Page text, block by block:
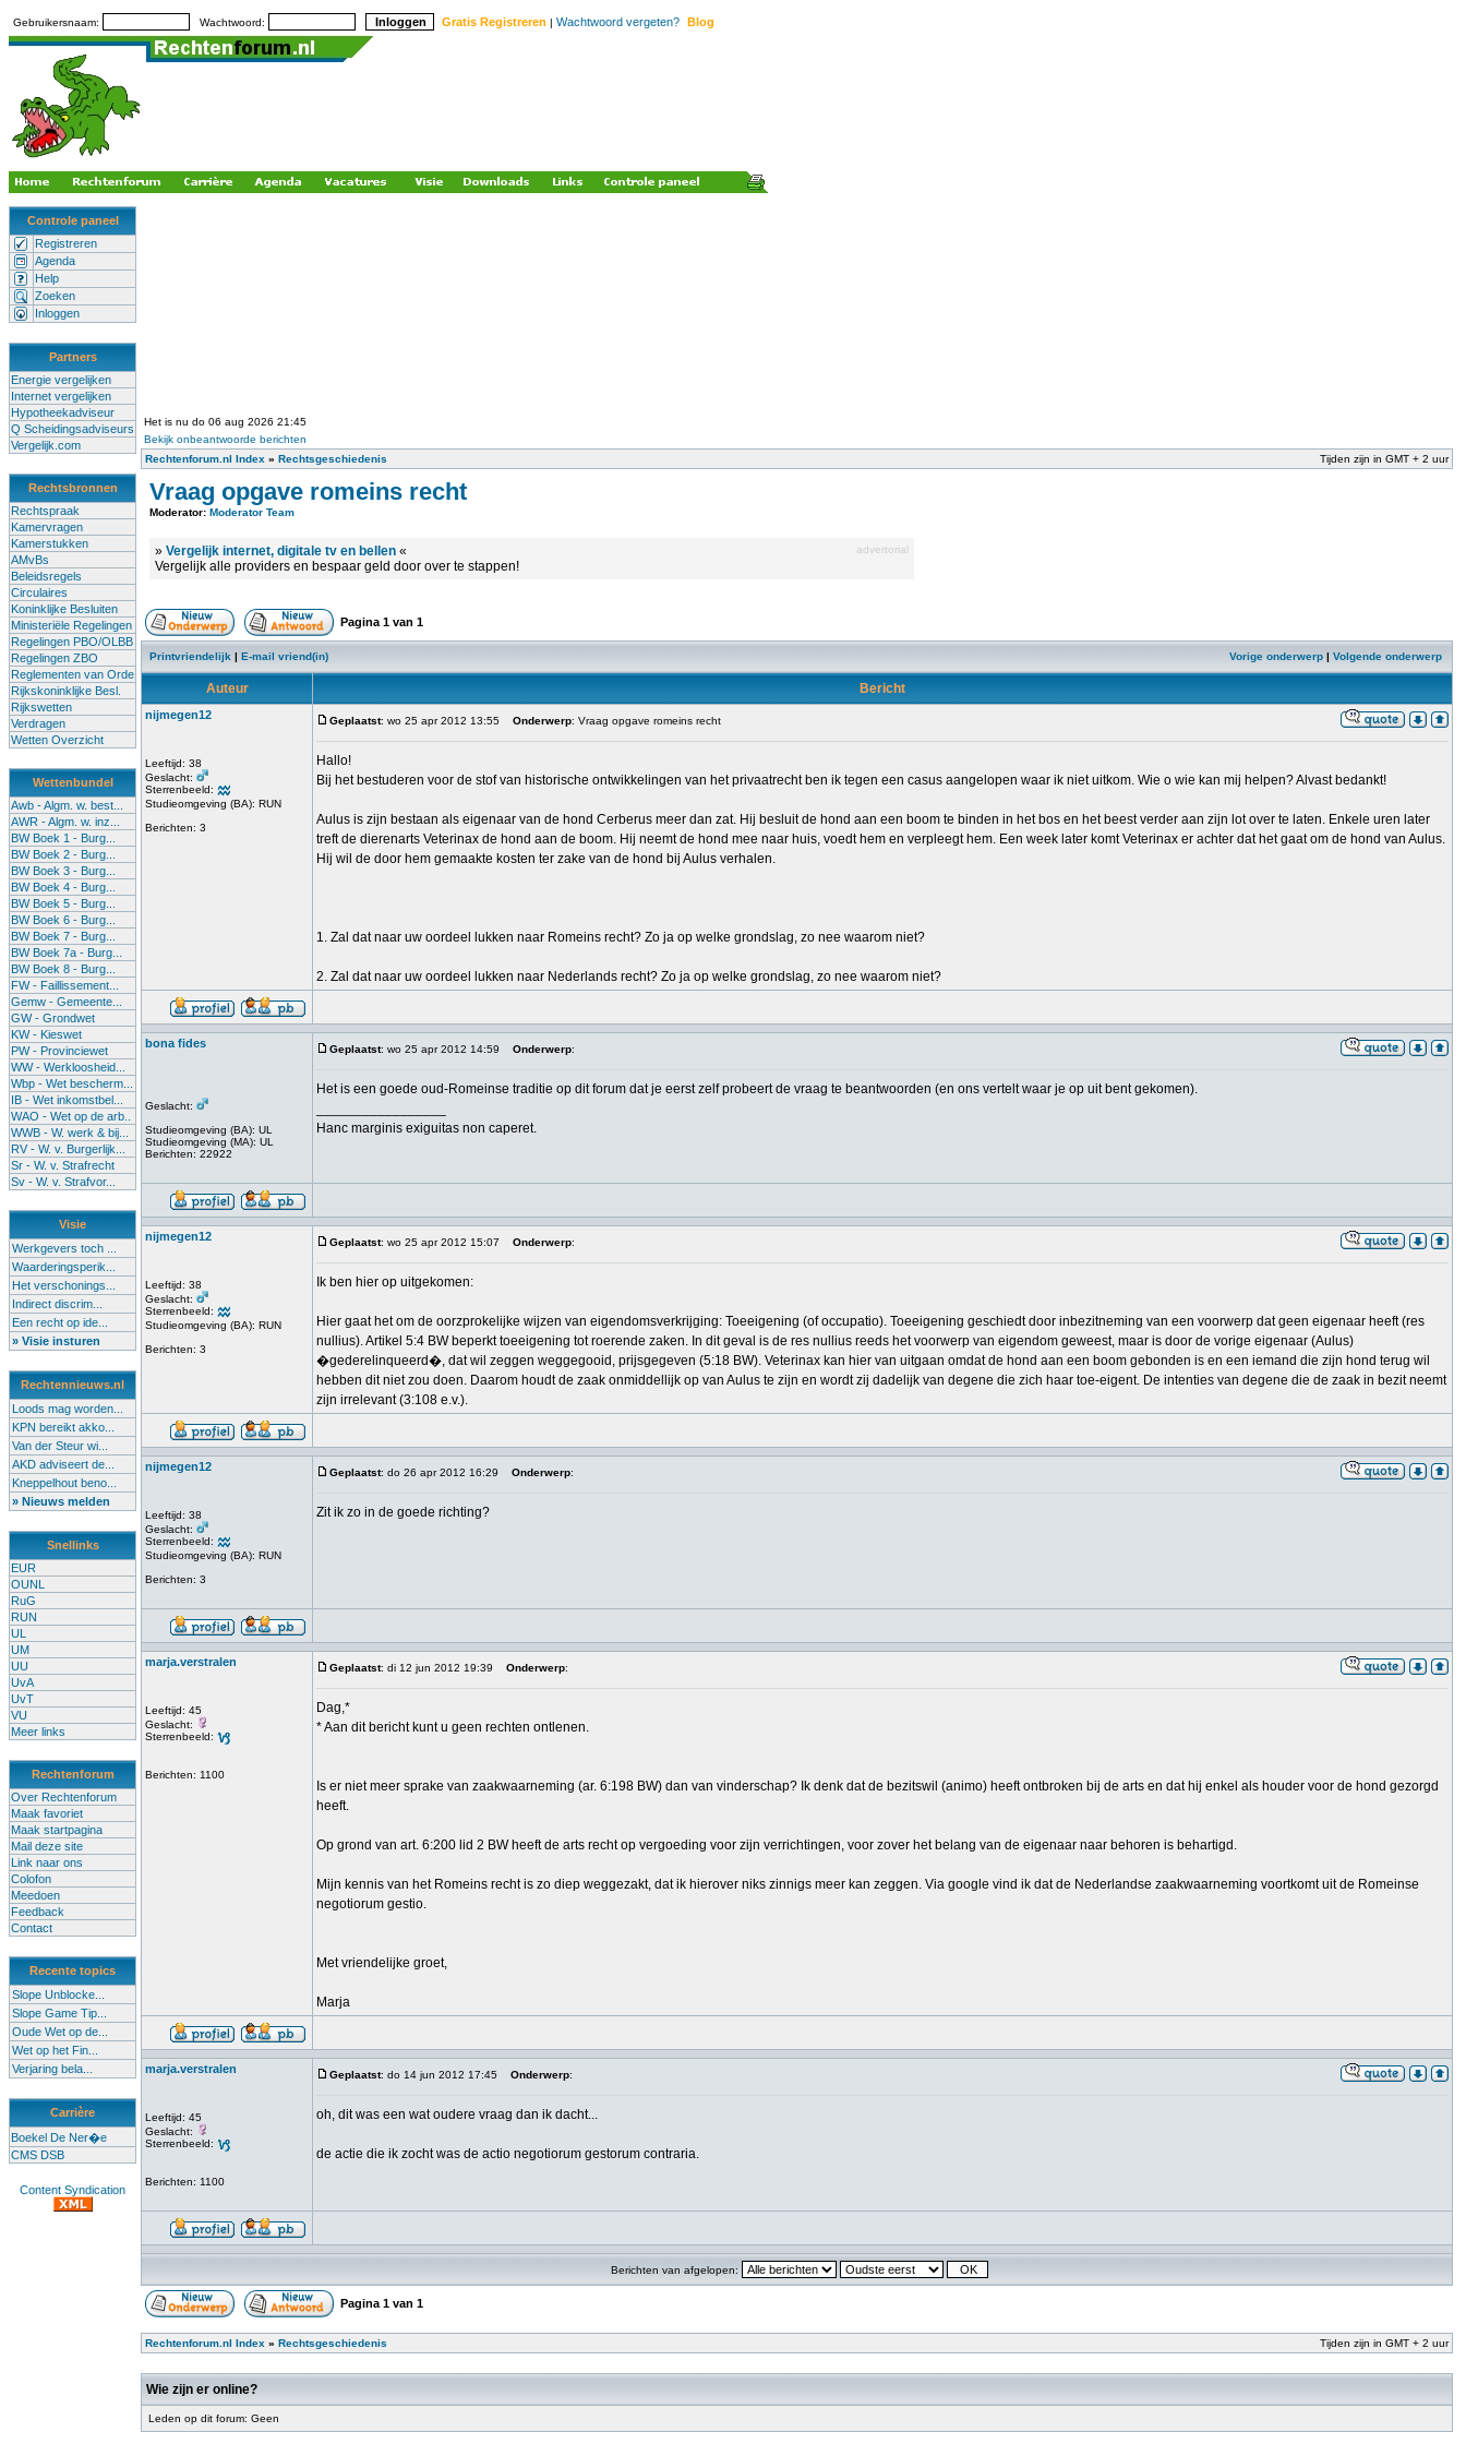
Gebruikersnaam: Wachtwoord: Gratis Registreren | Wachtwoord vergeten? Blog
Controle paneel
Registreren
Agenda
Help
Zoeken
Inloggen
Partners
Energie vergelijken
Internet vergelijken
Hypotheekadviseur
Q Scheidingsadviseurs
Vergelijk.com
Rechtsbronnen
Rechtspraak
Kamervragen
Kamerstukken
AMvBs
Beleidsregels
Circulaires
Koninklijke Besluiten
Ministeriële Regelingen
Regelingen PBO/OLBB
Regelingen ZBO
Reglementen van Orde
Rijkskoninklijke Besl.
Rijkswetten
Verdragen
Wetten Overzicht
Wettenbundel
Awb - Algm. w. best...
AWR - Algm. w. inz...
BW Boek 1 - Burg...
BW Boek 2 - Burg...
BW Boek 3 - Burg...
BW Boek 4 - Burg...
BW Boek 5 - Burg...
BW Boek 6 - Burg...
BW Boek 7 - Burg...
BW Boek 7a - Burg...
BW Boek 8 - Burg...
FW - Faillissement...
Gemw - Gemeente...
GW - Grondwet
KW - Kieswet
PW - Provinciewet
WW - Werkloosheid...
Wbp - Wet bescherm...
IB - Wet inkomstbel...
WAO - Wet op de arb..
WWB - W. werk & bij...
RV - W. v. Burgerlijk...
Sr - W. v. Strafrecht
Sv - W. v. Strafvor...
Visie
Werkgevers toch ...
Waarderingsperik...
Het verschonings...
Indirect discrim...
Een recht op ide...
» Visie insturen
Rechtennieuws.nl
Loods mag worden...
KPN bereikt akko...
Van der Steur wi...
AKD adviseert de...
Kneppelhout beno...
» Nieuws melden
Snellinks
EUR
OUNL
RuG
RUN
UL
UM
UU
UvA
UvT
VU
Meer links
Rechtenforum
Over Rechtenforum
Maak favoriet
Maak startpagina
Mail deze site
Link naar ons
Colofon
Meedoen
Feedback
Contact
Recente topics
Slope Unblocke...
Slope Game Tip...
Oude Wet op de...
Wet op het Fin...
Verjaring bela...
Carrière
Boekel De Ner�e
CMS DSB
Content Syndication
Het is nu do 06 aug 2026 21:45
Bekijk onbeantwoorde berichten
Rechtenforum.nl Index » Rechtsgeschiedenis Tijden zijn in GMT + 2 uur
Vraag opgave romeins recht
Moderator: Moderator Team
» Vergelijk internet, digitale tv en bellen « advertorial
Vergelijk alle providers en bespaar geld door over te stappen!
Pagina 1 van 1
Printvriendelijk | E-mail vriend(in) Vorige onderwerp | Volgende onderwerp
Auteur Bericht
nijmegen12
Leeftijd: 38
Geslacht:
Sterrenbeeld:
Studieomgeving (BA): RUN
Berichten: 3
Geplaatst: wo 25 apr 2012 13:55 Onderwerp: Vraag opgave romeins recht
Hallo!
Bij het bestuderen voor de stof van historische ontwikkelingen van het privaatrecht ben ik tegen een casus aangelopen waar ik niet uitkom. Wie o wie kan mij helpen? Alvast bedankt!
Aulus is zijn bestaan als eigenaar van de hond Cerberus meer dan zat. Hij besluit de hond aan een boom te binden in het bos en het beest verder aan zijn lot over te laten. Enkele uren later
treft de dierenarts Veterinax de hond aan de boom. Hij neemt de hond mee naar huis, voedt hem en verpleegt hem. Een week later komt Veterinax er achter dat het gaat om de hond van Aulus.
Hij wil de door hem gemaakte kosten ter zake van de hond bij Aulus verhalen.
1. Zal dat naar uw oordeel lukken naar Romeins recht? Zo ja op welke grondslag, zo nee waarom niet?
2. Zal dat naar uw oordeel lukken naar Nederlands recht? Zo ja op welke grondslag, zo nee waarom niet?
bona fides
Geslacht:
Studieomgeving (BA): UL
Studieomgeving (MA): UL
Berichten: 22922
Geplaatst: wo 25 apr 2012 14:59 Onderwerp:
Het is een goede oud-Romeinse traditie op dit forum dat je eerst zelf probeert de vraag te beantwoorden (en ons vertelt waar je op uit bent gekomen).
Hanc marginis exiguitas non caperet.
nijmegen12
Leeftijd: 38
Geslacht:
Sterrenbeeld:
Studieomgeving (BA): RUN
Berichten: 3
Geplaatst: wo 25 apr 2012 15:07 Onderwerp:
Ik ben hier op uitgekomen:
Hier gaat het om de oorzprokelijke wijzen van eigendomsverkrijging: Toeeigening (of occupatio). Toeeigening geschiedt door inbezitneming van een voorwerp dat geen eigenaar heeft (res
nullius). Artikel 5:4 BW beperkt toeeigening tot roerende zaken. In dit geval is de res nullius reeds het voorwerp van eigendom geweest, maar is door de vorige eigenaar (Aulus)
�gederelinqueerd�, dat wil zeggen weggegooid, prijsgegeven (5:18 BW). Veterinax kan hier van uitgaan omdat de hond aan een boom gebonden is en een iemand die zijn hond terug wil
hebben dit niet zou doen. Daarom houdt de zaak onmiddellijk op van Aulus te zijn en wordt zij dadelijk van degene die zich haar toe-eigent. De intenties van degene die de zaak in bezit neemt
zijn irrelevant (3:108 e.v.).
nijmegen12
Leeftijd: 38
Geslacht:
Sterrenbeeld:
Studieomgeving (BA): RUN
Berichten: 3
Geplaatst: do 26 apr 2012 16:29 Onderwerp:
Zit ik zo in de goede richting?
marja.verstralen
Leeftijd: 45
Geslacht:
Sterrenbeeld:
Berichten: 1100
Geplaatst: di 12 jun 2012 19:39 Onderwerp:
Dag,*
* Aan dit bericht kunt u geen rechten ontlenen.
Is er niet meer sprake van zaakwaarneming (ar. 6:198 BW) dan van vinderschap? Ik denk dat de bezitswil (animo) heeft ontbroken bij de arts en dat hij enkel als houder voor de hond gezorgd
heeft.
Op grond van art. 6:200 lid 2 BW heeft de arts recht op vergoeding voor zijn verrichtingen, voor zover het belang van de eigenaar naar behoren is behartigd.
Mijn kennis van het Romeins recht is zo diep weggezakt, dat ik hierover niks zinnigs meer kan zeggen. Via google vind ik dat de Nederlandse zaakwaarneming voortkomt uit de Romeinse
negotiorum gestio.
Met vriendelijke groet,
Marja
marja.verstralen
Leeftijd: 45
Geslacht:
Sterrenbeeld:
Berichten: 1100
Geplaatst: do 14 jun 2012 17:45 Onderwerp:
oh, dit was een wat oudere vraag dan ik dacht...
de actie die ik zocht was de actio negotiorum gestorum contraria.
Berichten van afgelopen:
Pagina 1 van 1
Rechtenforum.nl Index » Rechtsgeschiedenis Tijden zijn in GMT + 2 uur
Wie zijn er online?
Leden op dit forum: Geen